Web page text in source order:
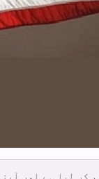
کر لیا ہے اور